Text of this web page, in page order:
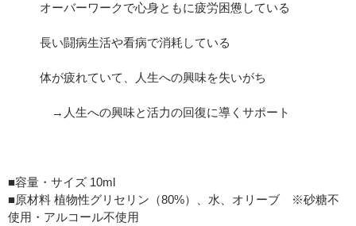
オーバーワークで心身ともに疲労困憊している
長い闘病生活や看病で消耗している
体が疲れていて、人生への興味を失いがち
→人生への興味と活力の回復に導くサポート
■容量・サイズ 10ml
■原材料 植物性グリセリン（80%）、水、オリーブ ※砂糖不
使用・アルコール不使用